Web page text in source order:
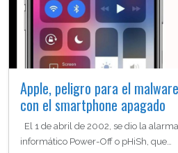
Apple, peligro para el
con el smartphone apagado
El 1 de abril de 2002, se dio la
informático Power-Off o pHiSh, que…